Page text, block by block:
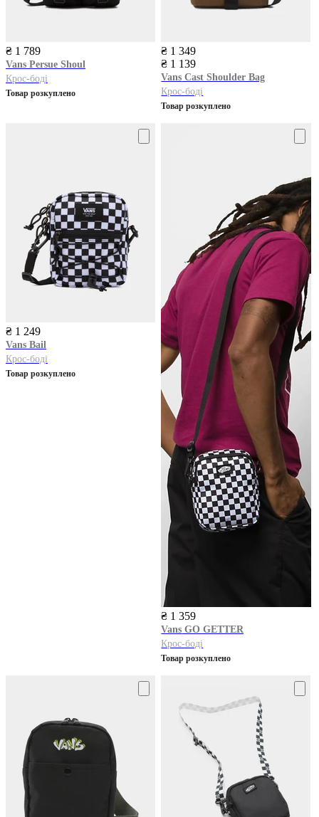
₴ 1 789
Vans Persue Shoul
Крос-боді
Товар розкуплено
₴ 1 349
₴ 1 139
Vans Cast Shoulder Bag
Крос-боді
Товар розкуплено
₴ 1 249
Vans Bail
Крос-боді
Товар розкуплено
₴ 1 359
Vans GO GETTER
Крос-боді
Товар розкуплено